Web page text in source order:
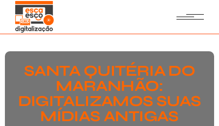
SANTA QUITÉRIA DO
MARANHÃO:
DIGITALIZAMOS SUAS
MÍDIAS ANTIGAS